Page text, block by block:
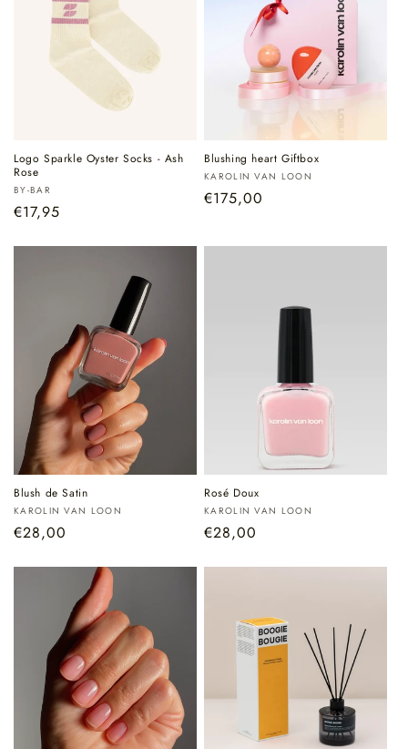
Logo Sparkle Oyster Socks - Ash
Rose
Verkoper:
BY-BAR
Normale
€17,95
Blushing heart Giftbox
Verkoper:
KAROLIN VAN LOON
Normale
€175,00
Blush de Satin
Verkoper:
KAROLIN VAN LOON
Normale
€28,00
Rosé Doux
Verkoper:
KAROLIN VAN LOON
Normale
€28,00